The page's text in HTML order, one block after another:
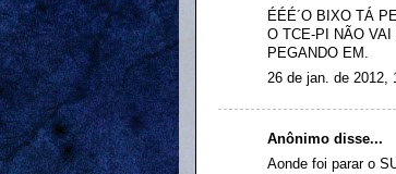
ÉÉÉ´O BIXO TÁ
O TCE-PI NÃO
PEGANDO EM.
26 de jan. de 2012,
Anônimo disse...
Aonde foi parar o